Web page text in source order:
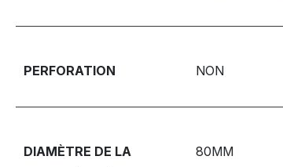
PERFORATION NON
DIAMÈTRE DE LA
80MM